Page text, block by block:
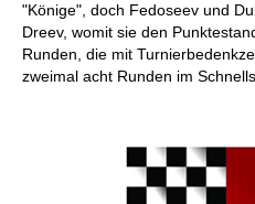
"Könige", doch Fedoseev und
Dreev, womit sie den
Runden, die mit
zweimal acht Runden im